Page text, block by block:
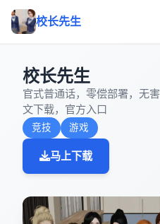
校长先生
校长先生
官式普通话，零偿部署，无
文下载，官方入口
竞技 游戏
马上下载